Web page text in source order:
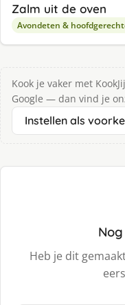
Zalm uit de oven
Avondeten &
Kook je vaker met
Google — dan vind je
Instellen als
Heb je dit